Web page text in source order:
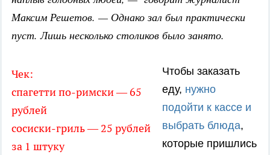
Максим Решетов. — Однако зал был практически
пуст. Лишь несколько столиков было занято.
Чек:
спагетти по-римски — 65
рублей
сосиски-гриль — 25 рублей
за 1 штуку
Чтобы заказать
еду, нужно
подойти к кассе и
выбрать блюда,
которые пришлись